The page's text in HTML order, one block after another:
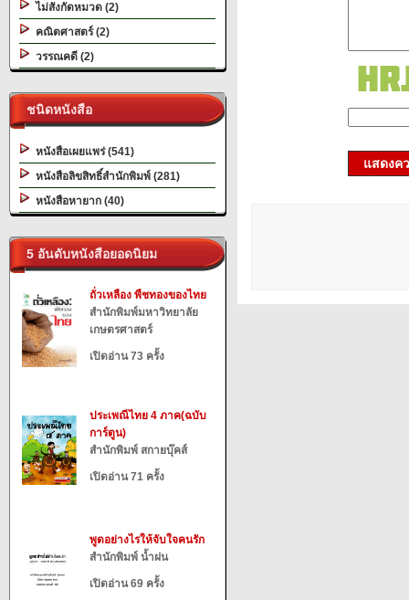
ไม่สังกัดหมวด (2)
คณิตศาสตร์ (2)
วรรณคดี (2)
ชนิดหนังสือ
หนังสือเผยแพร่ (541)
หนังสือลิขสิทธิ์สำนักพิมพ์ (281)
หนังสือหายาก (40)
5 อันดับหนังสือยอดนิยม
ถั่วเหลือง พืชทองของไทย
สำนักพิมพ์มหาวิทยาลัย
เกษตรศาสตร์
เปิดอ่าน 73 ครั้ง
ประเพณีไทย 4 ภาค(ฉบับ
การ์ตูน)
สำนักพิมพ์ สกายบุ๊คส์
เปิดอ่าน 71 ครั้ง
พูดอย่างไรให้จับใจคนรัก
สำนักพิมพ์ น้ำฝน
เปิดอ่าน 69 ครั้ง
แสดงค